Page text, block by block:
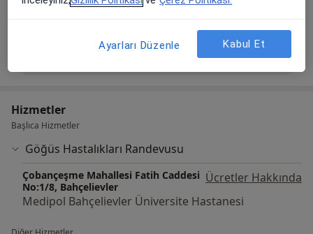
Galeriyi görüntüle (1)
Tümünü göster
Hizmetler
Başlıca Hizmetler
Göğüs Hastalıkları Randevusu
Çobançeşme Mahallesi Fatih Caddesi
No:1/8, Bahçelievler
Ücretler Hakkında
Medipol Bahçelievler Üniversite Hastanesi
Ayarları Düzenle Kabul Et